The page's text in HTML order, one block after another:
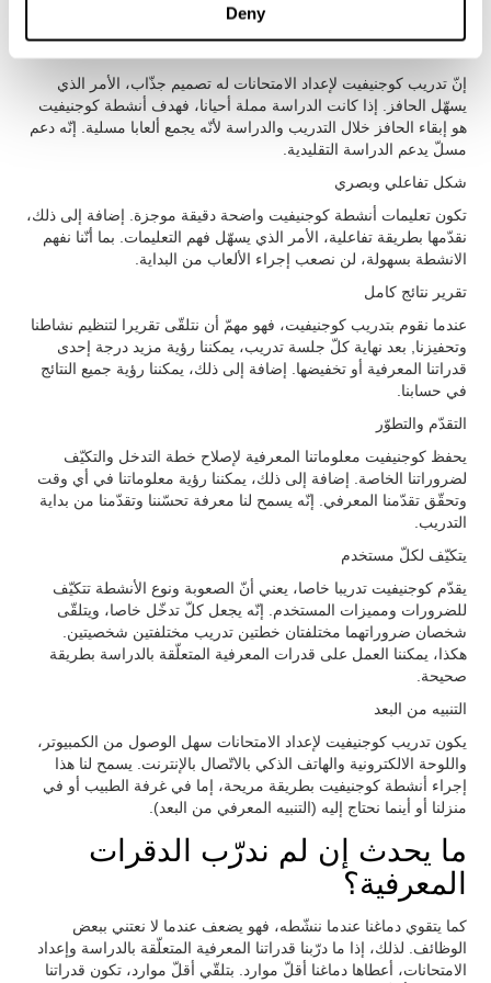
Deny
وحتى إن لم نعرف التكنولوجيا أو علم الأعصاب.
إنّ تدريب كوجنيفيت لإعداد الامتحانات له تصميم جذّاب، الأمر الذي
يسهّل الحافز. إذا كانت الدراسة مملة أحيانا، فهدف أنشطة كوجنيفيت
هو إبقاء الحافز خلال التدريب والدراسة لأنّه يجمع ألعابا مسلية. إنّه دعم
مسلّ يدعم الدراسة التقليدية.
شكل تفاعلي وبصري
تكون تعليمات أنشطة كوجنيفيت واضحة دقيقة موجزة. إضافة إلى ذلك،
نقدّمها بطريقة تفاعلية، الأمر الذي يسهّل فهم التعليمات. بما أنّنا نفهم
الانشطة بسهولة، لن نصعب إجراء الألعاب من البداية.
تقرير نتائج كامل
عندما نقوم بتدريب كوجنيفيت، فهو مهمّ أن نتلقّى تقريرا لتنظيم نشاطنا
وتحفيزنا, بعد نهاية كلّ جلسة تدريب، يمكننا رؤية مزيد درجة إحدى
قدراتنا المعرفية أو تخفيضها. إضافة إلى ذلك، يمكننا رؤية جميع النتائج
في حسابنا.
التقدّم والتطوّر
يحفظ كوجنيفيت معلوماتنا المعرفية لإصلاح خطة التدخل والتكيّف
لضروراتنا الخاصة. إضافة إلى ذلك، يمكننا رؤية معلوماتنا في أي وقت
وتحقّق تقدّمنا المعرفي. إنّه يسمح لنا معرفة تحسّننا وتقدّمنا من بداية
التدريب.
يتكيّف لكلّ مستخدم
يقدّم كوجنيفيت تدريبا خاصا، يعني أنّ الصعوبة ونوع الأنشطة تتكيّف
للضرورات ومميزات المستخدم. إنّه يجعل كلّ تدخّل خاصا، ويتلقّى
شخصان ضروراتهما مختلفتان خطتين تدريب مختلفتين شخصيتين.
هكذا، يمكننا العمل على قدرات المعرفية المتعلّقة بالدراسة بطريقة
صحيحة.
التنبيه من البعد
يكون تدريب كوجنيفيت لإعداد الامتحانات سهل الوصول من الكمبيوتر،
واللوحة الالكترونية والهاتف الذكي بالاتّصال بالإنترنت. يسمح لنا هذا
إجراء أنشطة كوجنيفيت بطريقة مريحة، إما في غرفة الطبيب أو في
منزلنا أو أينما نحتاج إليه (التنبيه المعرفي من البعد).
ما يحدث إن لم ندرّب الدقرات
المعرفية؟
كما يتقوي دماغنا عندما ننشّطه، فهو يضعف عندما لا نعتني ببعض
الوظائف. لذلك، إذا ما درّبنا قدراتنا المعرفية المتعلّقة بالدراسة وإعداد
الامتحانات، أعطاها دماغنا أقلّ موارد. بتلقّي أقلّ موارد، تكون قدراتنا